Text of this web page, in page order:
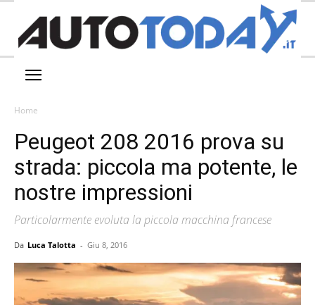
Home
Peugeot 208 2016 prova su
strada: piccola ma potente, le
nostre impressioni
Particolarmente evoluta la piccola macchina francese
Da Luca Talotta - Giu 8, 2016